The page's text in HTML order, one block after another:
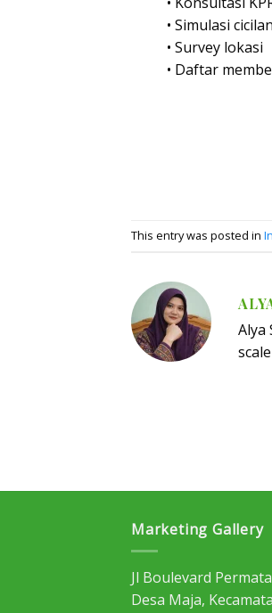
• Simulasi cicilan
• Survey lokasi
• Daftar
This entry was posted in
Alya
Marketing Gallery
Jl Boulevard
Desa Maja,